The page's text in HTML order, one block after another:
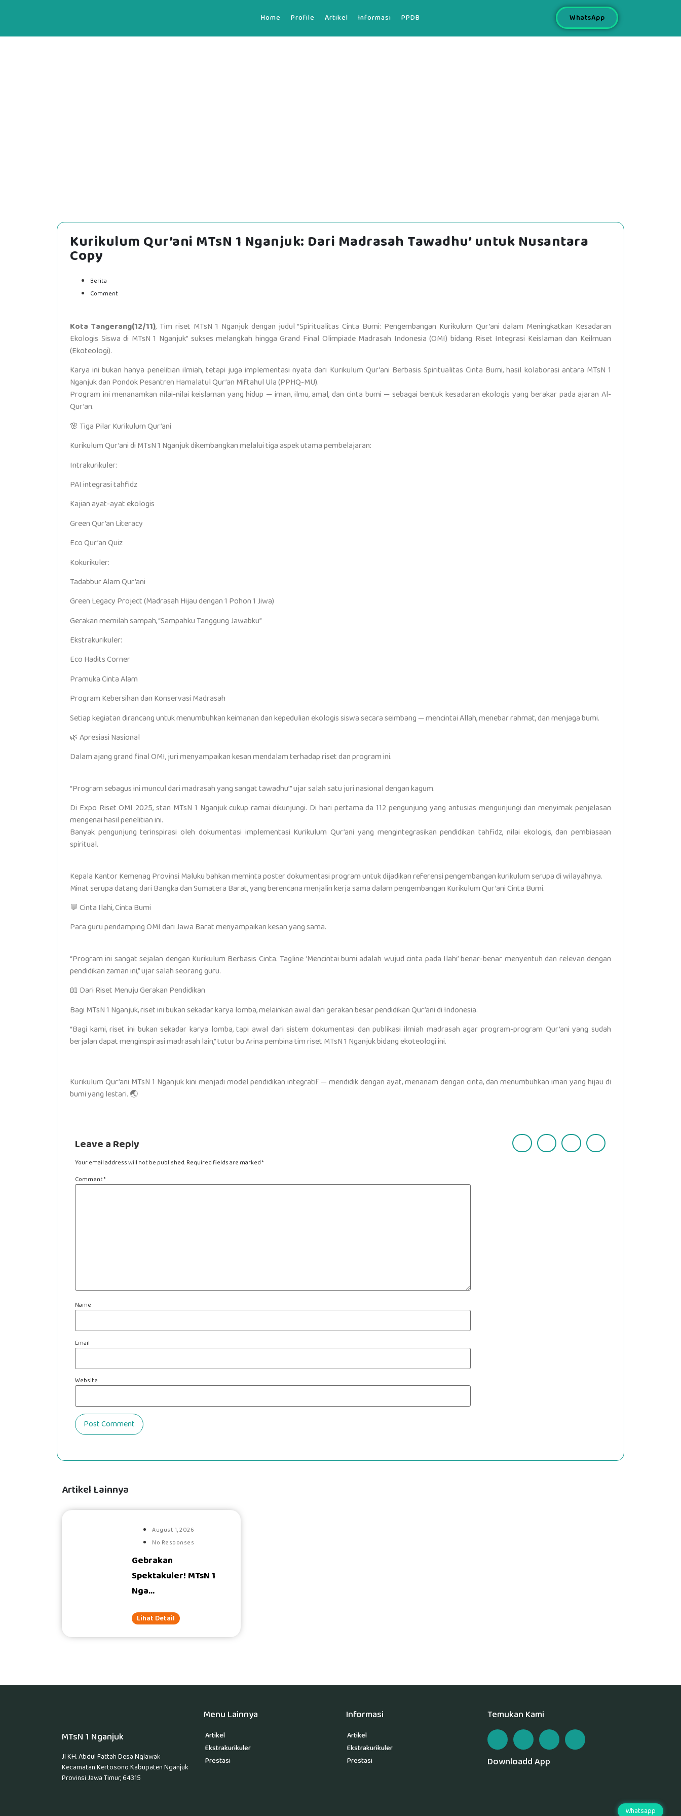
Home Profile Artikel Informasi PPDB WhatsApp
Kurikulum Qur’ani MTsN 1 Nganjuk: Dari Madrasah Tawadhu’ untuk Nusantara
Copy
Berita
Comment
Kota Tangerang(12/11), Tim riset MTsN 1 Nganjuk dengan judul “Spiritualitas Cinta Bumi: Pengembangan Kurikulum Qur’ani dalam Meningkatkan Kesadaran
Ekologis Siswa di MTsN 1 Nganjuk” sukses melangkah hingga Grand Final Olimpiade Madrasah Indonesia (OMI) bidang Riset Integrasi Keislaman dan Keilmuan
(Ekoteologi).
Karya ini bukan hanya penelitian ilmiah, tetapi juga implementasi nyata dari Kurikulum Qur’ani Berbasis Spiritualitas Cinta Bumi, hasil kolaborasi antara MTsN 1
Nganjuk dan Pondok Pesantren Hamalatul Qur’an Miftahul Ula (PPHQ-MU).
Program ini menanamkan nilai-nilai keislaman yang hidup — iman, ilmu, amal, dan cinta bumi — sebagai bentuk kesadaran ekologis yang berakar pada ajaran Al-
Qur’an.
🌸 Tiga Pilar Kurikulum Qur’ani
Kurikulum Qur’ani di MTsN 1 Nganjuk dikembangkan melalui tiga aspek utama pembelajaran:
Intrakurikuler:
PAI integrasi tahfidz
Kajian ayat-ayat ekologis
Green Qur’an Literacy
Eco Qur’an Quiz
Kokurikuler:
Tadabbur Alam Qur’ani
Green Legacy Project (Madrasah Hijau dengan 1 Pohon 1 Jiwa)
Gerakan memilah sampah, “Sampahku Tanggung Jawabku”
Ekstrakurikuler:
Eco Hadits Corner
Pramuka Cinta Alam
Program Kebersihan dan Konservasi Madrasah
Setiap kegiatan dirancang untuk menumbuhkan keimanan dan kepedulian ekologis siswa secara seimbang — mencintai Allah, menebar rahmat, dan menjaga bumi.
🌿 Apresiasi Nasional
Dalam ajang grand final OMI, juri menyampaikan kesan mendalam terhadap riset dan program ini.
“Program sebagus ini muncul dari madrasah yang sangat tawadhu’” ujar salah satu juri nasional dengan kagum.
Di Expo Riset OMI 2025, stan MTsN 1 Nganjuk cukup ramai dikunjungi. Di hari pertama da 112 pengunjung yang antusias mengunjungi dan menyimak penjelasan
mengenai hasil penelitian ini.
Banyak pengunjung terinspirasi oleh dokumentasi implementasi Kurikulum Qur’ani yang mengintegrasikan pendidikan tahfidz, nilai ekologis, dan pembiasaan
spiritual.
Kepala Kantor Kemenag Provinsi Maluku bahkan meminta poster dokumentasi program untuk dijadikan referensi pengembangan kurikulum serupa di wilayahnya.
Minat serupa datang dari Bangka dan Sumatera Barat, yang berencana menjalin kerja sama dalam pengembangan Kurikulum Qur’ani Cinta Bumi.
💬 Cinta Ilahi, Cinta Bumi
Para guru pendamping OMI dari Jawa Barat menyampaikan kesan yang sama.
“Program ini sangat sejalan dengan Kurikulum Berbasis Cinta. Tagline ‘Mencintai bumi adalah wujud cinta pada Ilahi’ benar-benar menyentuh dan relevan dengan
pendidikan zaman ini,” ujar salah seorang guru.
📖 Dari Riset Menuju Gerakan Pendidikan
Bagi MTsN 1 Nganjuk, riset ini bukan sekadar karya lomba, melainkan awal dari gerakan besar pendidikan Qur’ani di Indonesia.
“Bagi kami, riset ini bukan sekadar karya lomba, tapi awal dari sistem dokumentasi dan publikasi ilmiah madrasah agar program-program Qur’ani yang sudah
berjalan dapat menginspirasi madrasah lain,” tutur bu Arina pembina tim riset MTsN 1 Nganjuk bidang ekoteologi ini.
Kurikulum Qur’ani MTsN 1 Nganjuk kini menjadi model pendidikan integratif — mendidik dengan ayat, menanam dengan cinta, dan menumbuhkan iman yang hijau di
bumi yang lestari. 🌏
Leave a Reply
Your email address will not be published. Required fields are marked*
Comment*
Name
Email
Website
Artikel Lainnya
August 1, 2026
No Responses
Gebrakan
Spektakuler! MTsN 1
Nga...
Lihat Detail
MTsN 1 Nganjuk
Jl KH. Abdul Fattah Desa Nglawak
Kecamatan Kertosono Kabupaten Nganjuk
Provinsi Jawa Timur, 64315
Menu Lainnya
Artikel
Ekstrakurikuler
Prestasi
Informasi
Artikel
Ekstrakurikuler
Prestasi
Temukan Kami
Downloadd App
Whatsapp